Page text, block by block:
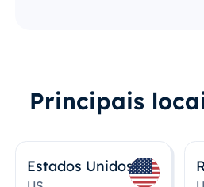
Principais
Estados Unidos